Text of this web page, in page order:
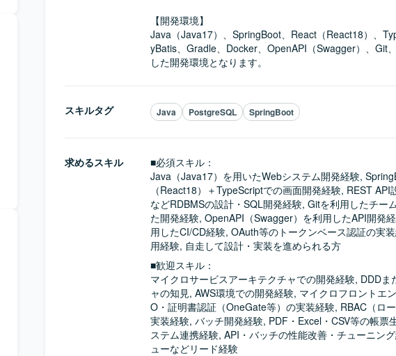
【開発環境】
Java（Java17）、SpringBoot、React（React18）、
yBatis、Gradle、Docker、OpenAPI（Swagger）、Git
した開発環境となります。
スキルタグ Java PostgreSQL SpringBoot
求めるスキル
■必須スキル：
Java（Java17）を用いたWebシステム開発経験,
（React18）＋TypeScriptでの画面開発経験, REST
などRDBMSの設計・SQL開発経験, Gitを利用したチー
た開発経験, OpenAPI（Swagger）を利用したAPI開発
用したCI/CD経験, OAuth等のトークンベース認証の実
用経験, 自走して設計・実装を進められる方
■歓迎スキル：
マイクロサービスアーキテクチャでの開発経験, DDDま
ャの知見, AWS環境での開発経験, マイクロフロントエ
O・証明書認証（OneGate等）の実装経験, RBAC（ロ
実装経験, バッチ開発経験, PDF・Excel・CSV等の帳票
ステム連携経験, API・バッチの性能改善・チューニン
ューなどリード経験